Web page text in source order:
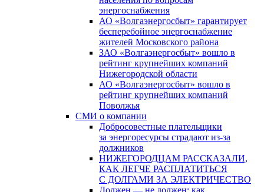
энергоснабжения
АО «Волгаэнергосбыт» гарантирует
бесперебойное энергоснабжение
жителей Московского района
ЗАО «Волгаэнергосбыт» вошло в
рейтинг крупнейших компаний
Нижегородской области
АО «Волгаэнергосбыт» вошло в
рейтинг крупнейших компаний
Поволжья
СМИ о компании
Добросовестные плательщики
за энергоресурсы страдают из-за
должников
НИЖЕГОРОДЦАМ РАССКАЗАЛИ,
КАК ЛЕГЧЕ РАСПЛАТИТЬСЯ
С ДОЛГАМИ ЗА ЭЛЕКТРИЧЕСТВО